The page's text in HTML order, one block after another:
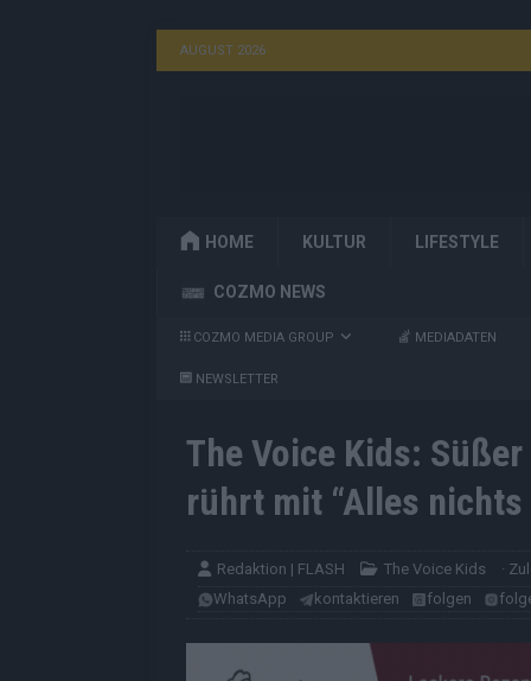
AUGUST 2026
HOME KULTUR LIFESTYLE
COZMO NEWS
COZMO MEDIA GROUP MEDIADATEN
NEWSLETTER
The Voice Kids:
rührt mit “Alles nichts
Redaktion | FLASH The Voice Kids ·
WhatsApp
kontaktieren folgen